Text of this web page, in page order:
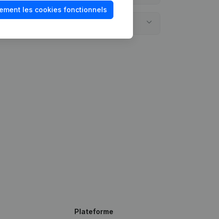
les cookies fonctionnels
Plateforme